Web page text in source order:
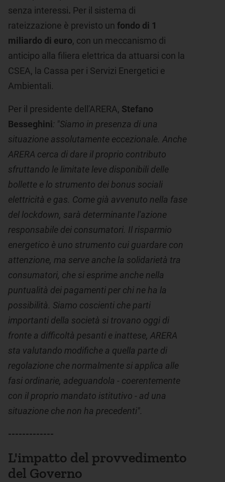
senza interessi. Per il sistema di
rateizzazione è previsto un fondo di 1
miliardo di euro, con un meccanismo di
anticipo alla filiera elettrica da attuarsi con la
CSEA, la Cassa per i Servizi Energetici e
Ambientali.
Per il presidente dell'ARERA, Stefano
Besseghini: "Siamo in presenza di una
situazione assolutamente eccezionale. Anche
ARERA cerca di dare il proprio contributo
sfruttando le limitate leve disponibili delle
bollette e lo strumento dei bonus sociali
elettricità e gas. Come già avvenuto nella fase
del lockdown, sarà determinante l'azione
responsabile dei consumatori. Il risparmio
energetico è uno strumento cui guardare con
attenzione, ma serve anche la solidarietà tra
consumatori, che si esprime anche nella
puntualità dei pagamenti per chi ne ha la
possibilità. Siamo coscienti che parti
importanti della società si trovano oggi di
fronte a difficoltà pesanti e inattese, ARERA
sta valutando modifiche a quella parte di
regolazione che normalmente si applica alle
fasi ordinarie, adeguandola - coerentemente
con il proprio mandato istitutivo - ad una
situazione che non ha precedenti".
-------------
L'impatto del provvedimento
del Governo